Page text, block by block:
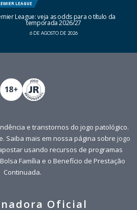
LEAGUE
League: veja as odds para o título da
temporada 2026/27
6 DE AGOSTO DE 2026
e transtornos do jogo patológico.
Saiba mais em nossa página sobre jogo
usando recursos de programas
Família e o Benefício de Prestação
Continuada.
Oficial